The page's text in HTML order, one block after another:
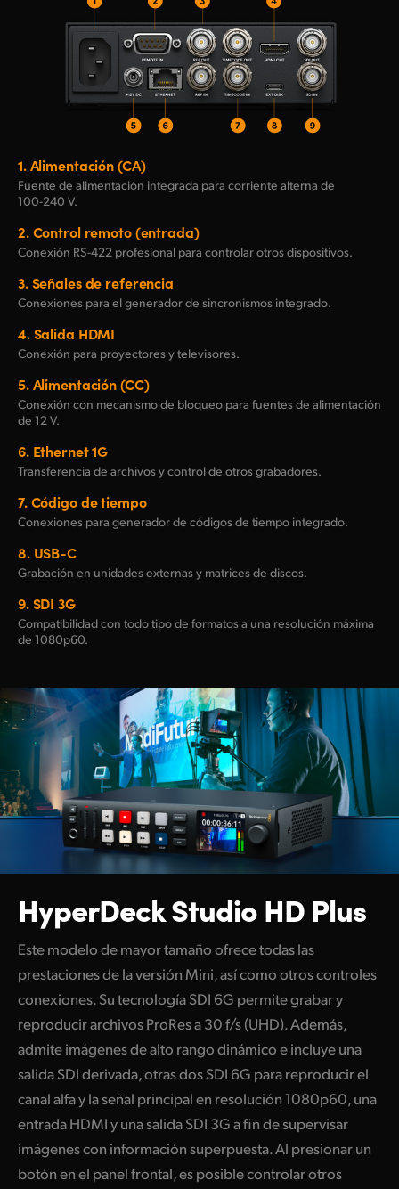
1.Alimentación (CA)
Fuente de alimentación integrada para corriente alterna de
100-240 V.
2.Control remoto (entrada)
Conexión RS-422 profesional para controlar otros dispositivos.
3.Señales de referencia
Conexiones para el generador de sincronismos integrado.
4.Salida HDMI
Conexión para proyectores y televisores.
5.Alimentación (CC)
Conexión con mecanismo de bloqueo para fuentes de alimentación
de 12 V.
6.Ethernet 1G
Transferencia de archivos y control de otros grabadores.
7.Código de tiempo
Conexiones para generador de códigos de tiempo integrado.
8.USB-C
Grabación en unidades externas y matricesde discos.
9.SDI 3G
Compatibilidad con todo tipo de formatos a una resolución máxima
de 1080p60.
HyperDeck Studio HD Plus
Este modelo de mayor tamaño ofrece todas las
prestaciones de la versión Mini, así como otros controles
conexiones. Su tecnología SDI 6G permite grabar y
reproducir archivos ProRes a 30 f/s (UHD). Además,
admite imágenes de alto rango dinámico e incluye una
salida SDI derivada, otras dos SDI 6G para reproducir el
canal alfa y la señal principal en resolución 1080p60, una
entrada HDMI y una salida SDI 3G a fin de supervisar
imágenes con información superpuesta. Al presionar un
botón en el panel frontal, es posible controlar otros